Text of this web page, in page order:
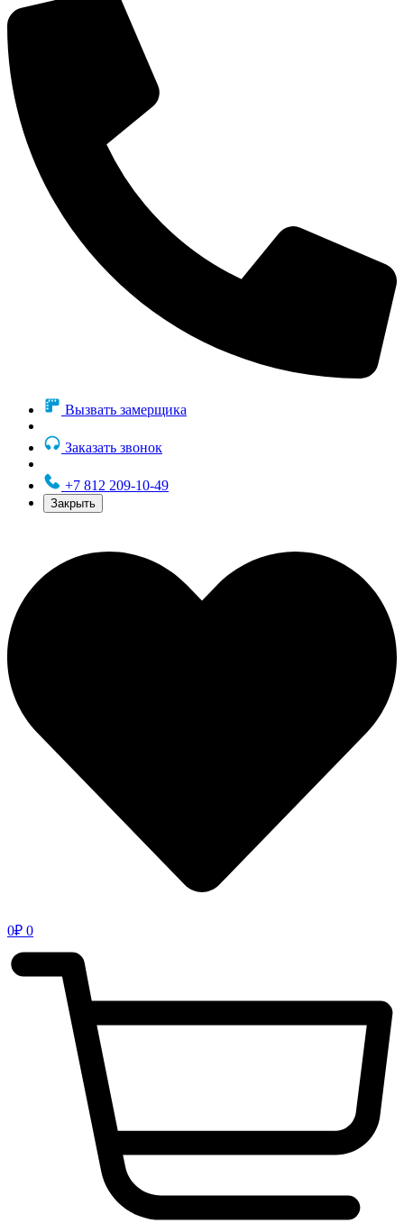
Вызвать замерщика
Заказать звонок
+7 812 209-10-49
Закрыть
0₽ 0